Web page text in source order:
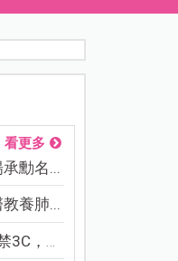
看更多
勳名...
養肺...
看...